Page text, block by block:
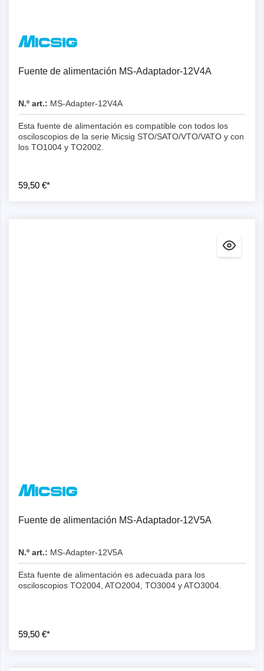
Fuente de alimentación MS-Adaptador-12V4A
N.º art.: MS-Adapter-12V4A
Esta fuente de alimentación es compatible con todos los
osciloscopios de la serie Micsig STO/SATO/VTO/VATO y con
los TO1004 y TO2002.
59,50 €*
Fuente de alimentación MS-Adaptador-12V5A
N.º art.: MS-Adapter-12V5A
Esta fuente de alimentación es adecuada para los
osciloscopios TO2004, ATO2004, TO3004 y ATO3004.
59,50 €*